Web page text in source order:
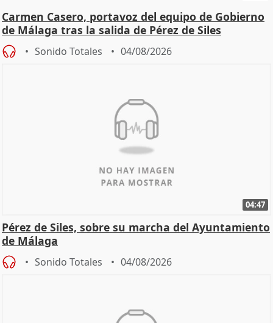
Carmen Casero, portavoz del equipo de Gobierno
de Málaga tras la salida de Pérez de Siles
Sonido Totales 04/08/2026
04:47
Pérez de Siles, sobre su marcha del Ayuntamiento
de Málaga
Sonido Totales 04/08/2026